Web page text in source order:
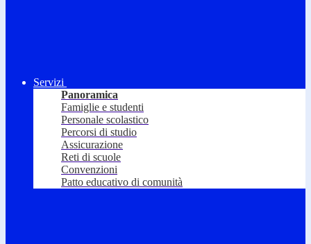
Servizi
Panoramica
Famiglie e studenti
Personale scolastico
Percorsi di studio
Assicurazione
Reti di scuole
Convenzioni
Patto educativo di comunità